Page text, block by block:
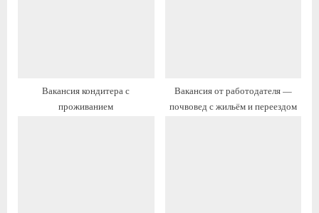
Вакансия кондитера с
проживанием
Вакансия от работодателя —
почвовед с жильём и переездом